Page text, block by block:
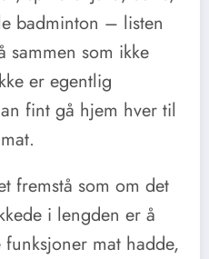
badminton – listen
sammen som ikke
er egentlig
fint gå hjem hver til
fremstå som om det
i lengden er å
mat hadde,